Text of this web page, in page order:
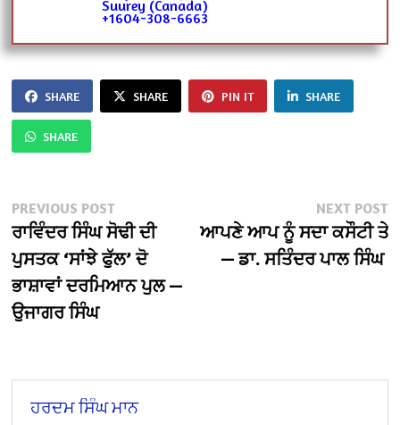
Suurey (Canada)
+1604-308-6663
SHARE SHARE PIN IT SHARE
SHARE
Post
navigation
PREVIOUS POSTPrevious
post:
ਰਾਵਿੰਦਰ ਸਿੰਘ ਸੋਢੀ ਦੀ
ਪੁਸਤਕ ‘ਸਾਂਝੇ ਫੁੱਲ’ ਦੋ
ਭਾਸ਼ਾਵਾਂ ਦਰਮਿਆਨ ਪੁਲ —
ਉਜਾਗਰ ਸਿੰਘ
NEXT POST
ਆਪਣੇ ਆਪ ਨੂੰ ਸਦਾ ਕਸੌਟੀ ਤੇ
— ਡਾ. ਸਤਿੰਦਰ ਪਾਲ ਸਿੰਘ
ਹਰਦਮ ਸਿੰਘ ਮਾਨ